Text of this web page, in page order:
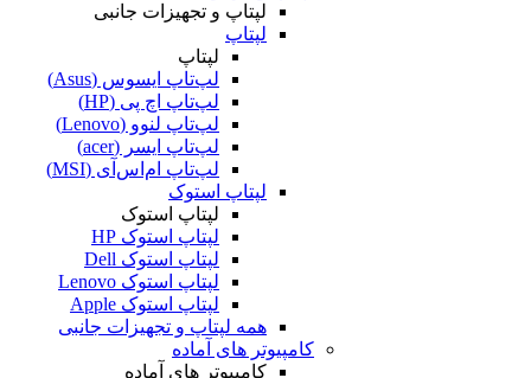
لپتاپ و تجهیزات جانبی
لپتاپ
لپتاپ
لپ‌تاپ ایسوس (Asus)
لپ‌تاپ اچ پی (HP)
لپ‌تاپ لنوو (Lenovo)
لپ‌تاپ ایسر (acer)
لپ‌تاپ ام‌اس‌آی (MSI)
لپتاپ استوک
لپتاپ استوک
لپتاپ استوک HP
لپتاپ استوک Dell
لپتاپ استوک Lenovo
لپتاپ استوک Apple
همه لپتاپ و تجهیزات جانبی
کامپیوتر های آماده
کامپیوتر های آماده